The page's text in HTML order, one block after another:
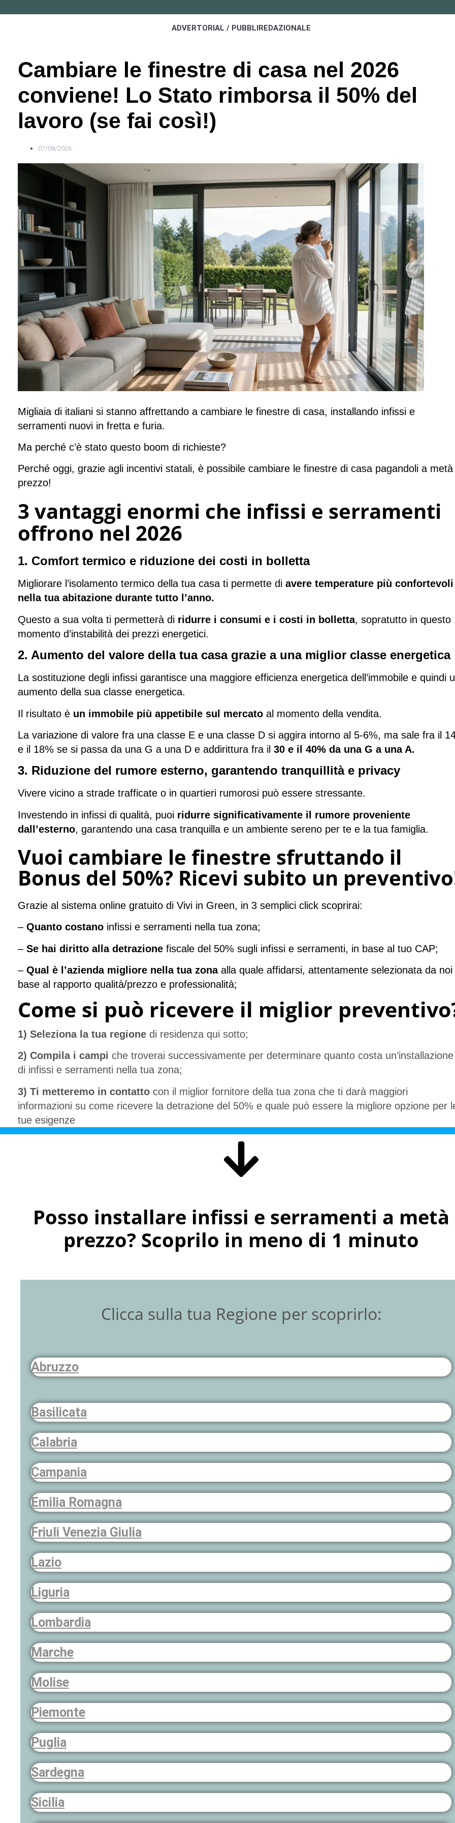
ADVERTORIAL / PUBBLIREDAZIONALE
Cambiare le finestre di casa nel 2026
conviene! Lo Stato rimborsa il 50% del
lavoro (se fai così!)
07/08/2026
Migliaia di italiani si stanno affrettando a cambiare le finestre di casa, installando infissi e
serramenti nuovi in fretta e furia.
Ma perché c’è stato questo boom di richieste?
Perché oggi, grazie agli incentivi statali, è possibile cambiare le finestre di casa pagandoli a metà
prezzo!
3 vantaggi enormi che infissi e serramenti
offrono nel 2026
1. Comfort termico e riduzione dei costi in bolletta
Migliorare l’isolamento termico della tua casa ti permette di avere temperature più confortevoli
nella tua abitazione durante tutto l’anno.
Questo a sua volta ti permetterà di ridurre i consumi e i costi in bolletta, sopratutto in questo
momento d’instabilità dei prezzi energetici.
2. Aumento del valore della tua casa grazie a una miglior classe energetica
La sostituzione degli infissi garantisce una maggiore efficienza energetica dell’immobile e quindi
aumento della sua classe energetica.
Il risultato è un immobile più appetibile sul mercato al momento della vendita.
La variazione di valore fra una classe E e una classe D si aggira intorno al 5-6%, ma sale fra il
e il 18% se si passa da una G a una D e addirittura fra il 30 e il 40% da una G a una A.
3. Riduzione del rumore esterno, garantendo tranquillità e privacy
Vivere vicino a strade trafficate o in quartieri rumorosi può essere stressante.
Investendo in infissi di qualità, puoi ridurre significativamente il rumore proveniente
dall’esterno, garantendo una casa tranquilla e un ambiente sereno per te e la tua famiglia.
Vuoi cambiare le finestre sfruttando il
Bonus del 50%? Ricevi subito un
Grazie al sistema online gratuito di Vivi in Green, in 3 semplici click scoprirai:
–Quanto costano infissi e serramenti nella tua zona;
– Se hai diritto alla detrazione fiscale del 50% sugli infissi e serramenti, in base al tuo CAP;
– Qual è l’azienda migliore nella tua zonaalla quale affidarsi, attentamente selezionata da noi
base al rapporto qualità/prezzo e professionalità;
Come si può ricevere il miglior
1) Seleziona la tua regione di residenza qui sotto;
2) Compila i campi che troverai successivamente per determinare quanto costa un’installazione
di infissi e serramenti nella tua zona;
3) Ti metteremo in contatto con il miglior fornitore della tua zona che ti darà maggiori
informazioni su come ricevere la detrazione del 50% e quale può essere la migliore opzione per
tue esigenze
Posso installare infissi e serramenti a metà
prezzo? Scoprilo in meno di 1 minuto
Clicca sulla tua Regione per scoprirlo:
Abruzzo
Basilicata
Calabria
Campania
Emilia Romagna
Friuli Venezia Giulia
Lazio
Liguria
Lombardia
Marche
Molise
Piemonte
Puglia
Sardegna
Sicilia